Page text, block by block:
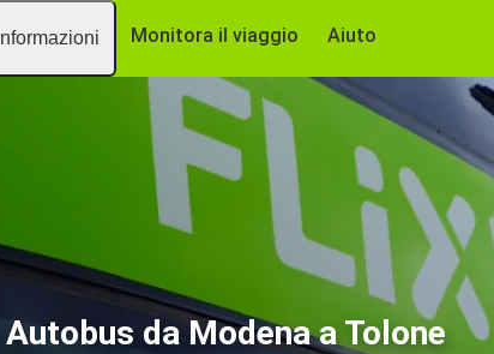
Informazioni Monitora il viaggio Aiuto
Autobus da Modena a Tolone